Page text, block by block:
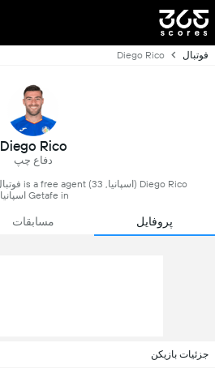
فوتبال Diego Rico
Diego Rico
دفاع چپ
Getafe in اسپانیا.
پروفایل مسابقات
جزئیات بازیکن